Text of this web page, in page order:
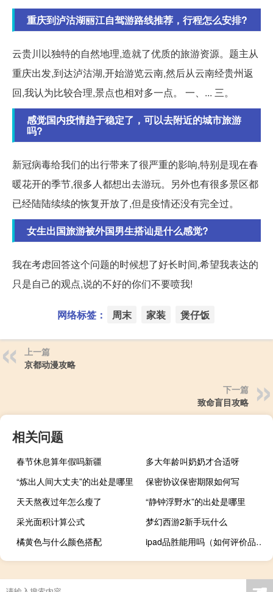
重庆到泸沽湖丽江自驾游路线推荐，行程怎么安排?
云贵川以独特的自然地理,造就了优质的旅游资源。题主从
重庆出发,到达泸沽湖,开始游览云南,然后从云南经贵州返
回,我认为比较合理,景点也相对多一点。 一、... 三。
感觉国内疫情趋于稳定了，可以去附近的城市旅游
吗?
新冠病毒给我们的出行带来了很严重的影响,特别是现在春
暖花开的季节,很多人都想出去游玩。另外也有很多景区都
已经陆陆续续的恢复开放了,但是疫情还没有完全过。
女生出国旅游被外国男生搭讪是什么感觉?
我在考虑回答这个问题的时候想了好长时间,希望我表达的
只是自己的观点,说的不好的你们不要喷我!
网络标签： 周末 家装 煲仔饭
上一篇
京都动漫攻略
下一篇
致命盲目攻略
相关问题
春节休息算年假吗新疆
多大年龄叫奶奶才合适呀
“炼出人间大丈夫”的出处是哪里
保密协议保密期限如何写
天天熬夜过年怎么瘦了
“静钟浮野水”的出处是哪里
采光面积计算公式
梦幻西游2新手玩什么
橘黄色与什么颜色搭配
ipad品胜能用吗（如何评价品胜的手持视屏 如何打开iPad悬浮按钮）